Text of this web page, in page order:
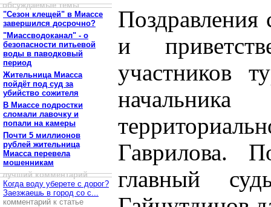
обсуждаемые темы
"Сезон клещей" в Миассе
завершился досрочно?
"Миассводоканал" - о
безопасности питьевой
воды в паводковый
период
Жительница Миасса
пойдёт под суд за
убийство сожителя
В Миассе подростки
сломали лавочку и
попали на камеры
Почти 5 миллионов
рублей жительница
Миасса перевела
мошенникам
лучший комментарий
Когда воду уберете с дорог?
Заезжаешь в город со с...
комментарий к статье
и
участников
Гаврилова.
главный